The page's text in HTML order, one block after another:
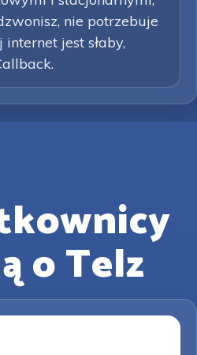
nie potrzebuje
jest słaby,
o Telz